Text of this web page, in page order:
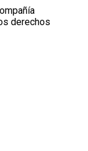
derechos